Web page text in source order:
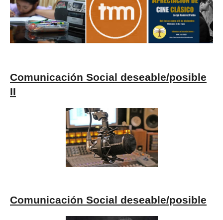
Comunicación Social deseable/posible
II
Comunicación Social deseable/posible